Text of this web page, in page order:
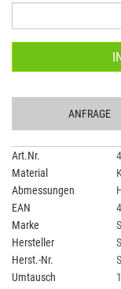
ANFRAGE
Art.Nr.
Material
Abmessungen
EAN
Marke
Hersteller
Herst.-Nr.
Umtausch